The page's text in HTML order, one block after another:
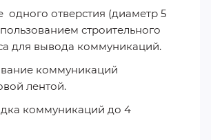
одного отверстия (диаметр 5
строительного
для вывода коммуникаций.
коммуникаций
лентой.
коммуникаций до 4